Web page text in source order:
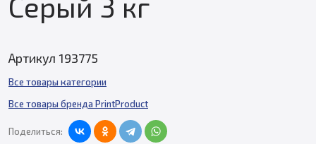
Артикул 193775
Все товары категории
Все товары бренда PrintProduct
Поделиться: